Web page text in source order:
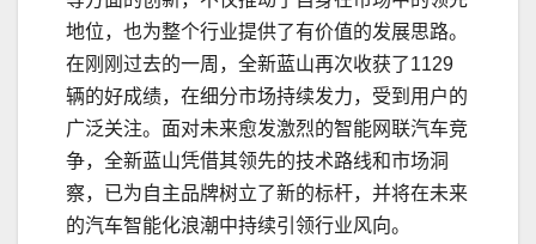
地位，也为整个行业提供了有价值的发展思路。
在刚刚过去的一周，全新蓝山再次收获了1129
辆的好成绩，在细分市场持续发力，受到用户的
广泛关注。面对未来愈发激烈的智能网联汽车竞
争，全新蓝山凭借其领先的技术路线和市场洞
察，已为自主品牌树立了新的标杆，并将在未来
的汽车智能化浪潮中持续引领行业风向。